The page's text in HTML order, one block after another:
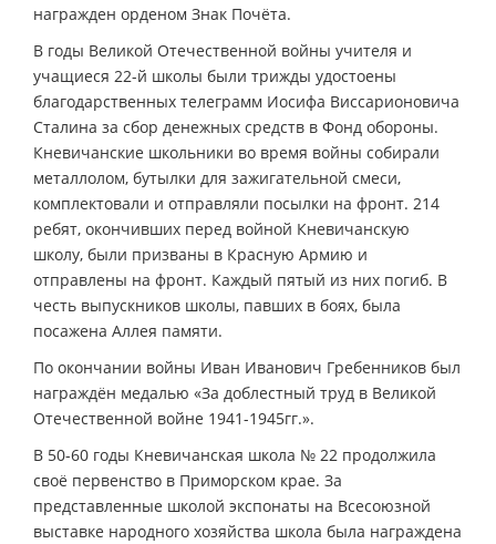
награжден орденом Знак Почёта.
В годы Великой Отечественной войны учителя и
учащиеся 22-й школы были трижды удостоены
благодарственных телеграмм Иосифа Виссарионовича
Сталина за сбор денежных средств в Фонд обороны.
Кневичанские школьники во время войны собирали
металлолом, бутылки для зажигательной смеси,
комплектовали и отправляли посылки на фронт. 214
ребят, окончивших перед войной Кневичанскую
школу, были призваны в Красную Армию и
отправлены на фронт. Каждый пятый из них погиб. В
честь выпускников школы, павших в боях, была
посажена Аллея памяти.
По окончании войны Иван Иванович Гребенников был
награждён медалью «За доблестный труд в Великой
Отечественной войне 1941-1945гг.».
В 50-60 годы Кневичанская школа № 22 продолжила
своё первенство в Приморском крае. За
представленные школой экспонаты на Всесоюзной
выставке народного хозяйства школа была награждена